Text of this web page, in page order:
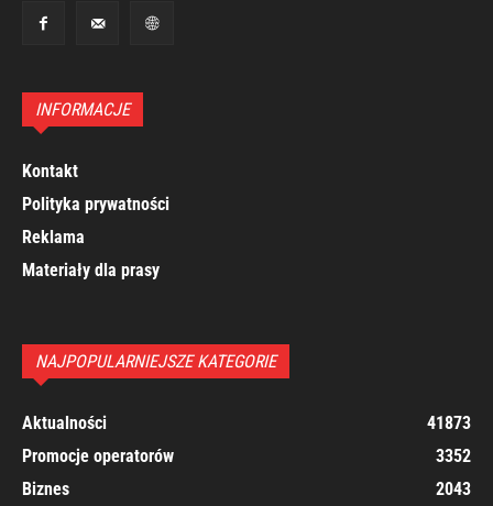
INFORMACJE
Kontakt
Polityka prywatności
Reklama
Materiały dla prasy
NAJPOPULARNIEJSZE KATEGORIE
Aktualności
41873
Promocje operatorów
3352
Biznes
2043